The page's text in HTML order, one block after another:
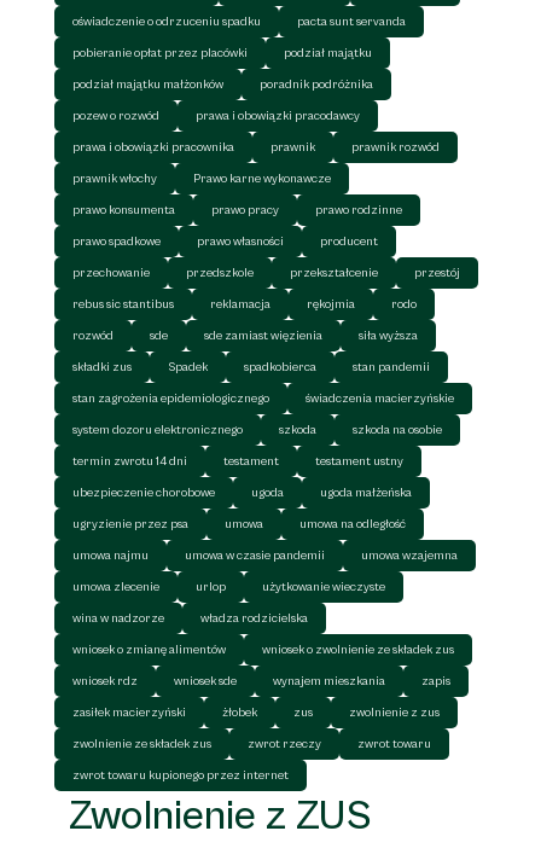
Zwolnienie z ZUS
oświadczenie o odrzuceniu spadku pacta sunt servanda
pobieranie opłat przez placówki podział majątku
podział majątku małżonków poradnik podróżnika
pozew o rozwód prawa i obowiązki pracodawcy
prawa i obowiązki pracownika prawnik prawnik rozwód
prawnik włochy Prawo karne wykonawcze
prawo konsumenta prawo pracy prawo rodzinne
prawo spadkowe prawo własności producent
przechowanie przedszkole przekształcenie przestój
rebus sic stantibus reklamacja rękojmia rodo
rozwód sde sde zamiast więzienia siła wyższa
składki zus Spadek spadkobierca stan pandemii
stan zagrożenia epidemiologicznego świadczenia macierzyńskie
system dozoru elektronicznego szkoda szkoda na osobie
termin zwrotu 14 dni testament testament ustny
ubezpieczenie chorobowe ugoda ugoda małżeńska
ugryzienie przez psa umowa umowa na odległość
umowa najmu umowa w czasie pandemii umowa wzajemna
umowa zlecenie urlop użytkowanie wieczyste
wina w nadzorze władza rodzicielska
wniosek o zmianę alimentów wniosek o zwolnienie ze składek zus
wniosek rdz wniosek sde wynajem mieszkania zapis
zasiłek macierzyński żłobek zus zwolnienie z zus
zwolnienie ze składek zus zwrot rzeczy zwrot towaru
zwrot towaru kupionego przez internet